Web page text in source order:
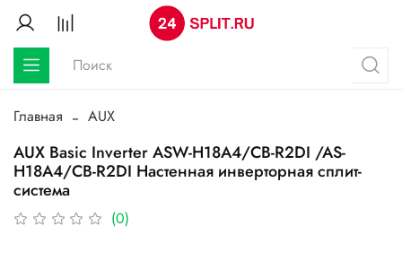
Главная AUX
AUX Basic Inverter ASW-H18A4/CB-R2DI /AS-
H18A4/CB-R2DI Настенная инверторная сплит-
система
(0)